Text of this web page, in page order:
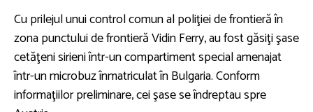
Cu prilejul unui control comun al poliţiei de frontieră în
zona punctului de frontieră Vidin Ferry, au fost găsiţi şase
cetăţeni sirieni într-un compartiment special amenajat
într-un microbuz înmatriculat în Bulgaria. Conform
informaţiilor preliminare, cei şase se îndreptau spre